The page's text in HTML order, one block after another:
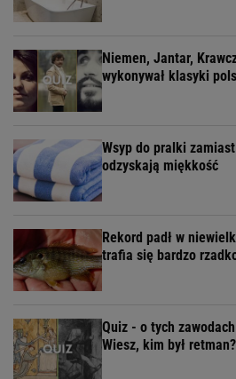
Niemen, Jantar,
wykonywał klasyki
Wsyp do pralki
odzyskają miękkość
Rekord padł w
trafia się bardzo
Quiz - o tych
Wiesz, kim był retman?